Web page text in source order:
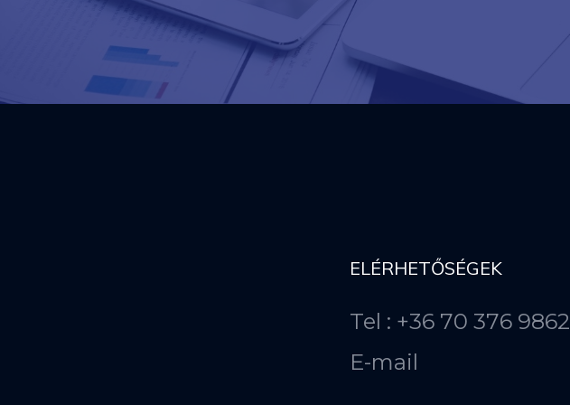
ELÉRHETŐSÉGEK
Tel : +36 70 376 9862
E-mail